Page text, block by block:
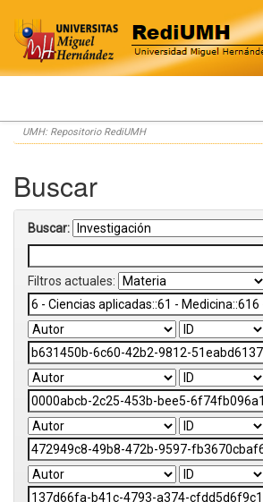
Skip
navigation
UMH: Repositorio RediUMH
Buscar
Buscar:
Filtros actuales: